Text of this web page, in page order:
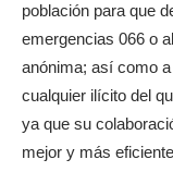
población para que
emergencias 066 o
anónima; así como
cualquier ilícito del
ya que su
mejor y más